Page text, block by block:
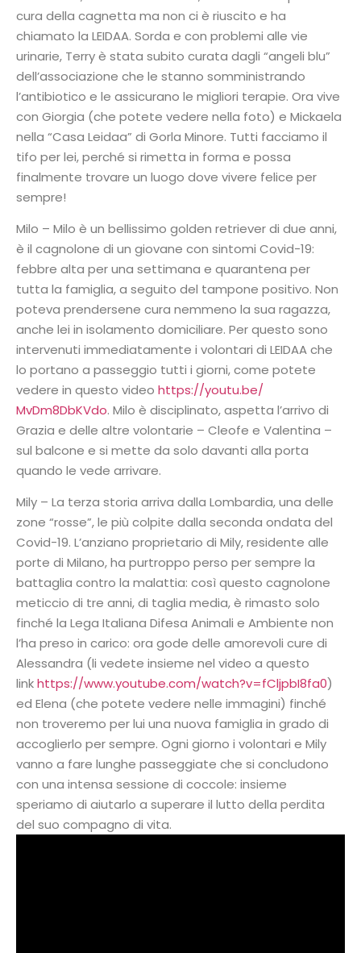
cura della cagnetta ma non ci è riuscito e ha
chiamato la LEIDAA. Sorda e con problemi alle vie
urinarie, Terry è stata subito curata dagli “angeli blu”
dell’associazione che le stanno somministrando
l’antibiotico e le assicurano le migliori terapie. Ora vive
con Giorgia (che potete vedere nella foto) e Mickaela
nella “Casa Leidaa” di Gorla Minore. Tutti facciamo il
tifo per lei, perché si rimetta in forma e possa
finalmente trovare un luogo dove vivere felice per
sempre!
Milo – Milo è un bellissimo golden retriever di due anni,
è il cagnolone di un giovane con sintomi Covid-19:
febbre alta per una settimana e quarantena per
tutta la famiglia, a seguito del tampone positivo. Non
poteva prendersene cura nemmeno la sua ragazza,
anche lei in isolamento domiciliare. Per questo sono
intervenuti immediatamente i volontari di LEIDAA che
lo portano a passeggio tutti i giorni, come potete
vedere in questo video https://youtu.be/
MvDm8DbKVdo. Milo è disciplinato, aspetta l’arrivo di
Grazia e delle altre volontarie – Cleofe e Valentina –
sul balcone e si mette da solo davanti alla porta
quando le vede arrivare.
Mily – La terza storia arriva dalla Lombardia, una delle
zone “rosse”, le più colpite dalla seconda ondata del
Covid-19. L’anziano proprietario di Mily, residente alle
porte di Milano, ha purtroppo perso per sempre la
battaglia contro la malattia: così questo cagnolone
meticcio di tre anni, di taglia media, è rimasto solo
finché la Lega Italiana Difesa Animali e Ambiente non
l’ha preso in carico: ora gode delle amorevoli cure di
Alessandra (li vedete insieme nel video a questo
linkhttps://www.youtube.com/watch?v=fCljpbI8fa0)
ed Elena (che potete vedere nelle immagini) finché
non troveremo per lui una nuova famiglia in grado di
accoglierlo per sempre. Ogni giorno i volontari e Mily
vanno a fare lunghe passeggiate che si concludono
con una intensa sessione di coccole: insieme
speriamo di aiutarlo a superare il lutto della perdita
del suo compagno di vita.